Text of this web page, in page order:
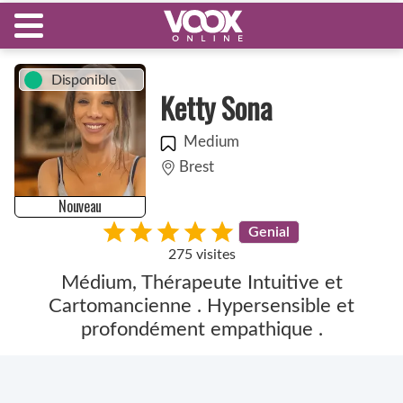
Disponible
Nouveau
Ketty Sona
Medium
Brest
Genial
275 visites
Médium, Thérapeute Intuitive et
Cartomancienne . Hypersensible et
profondément empathique .